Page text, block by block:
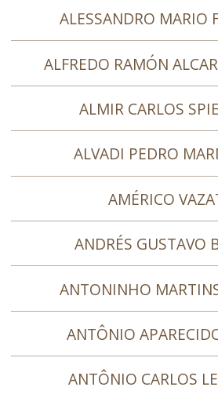
ALESSANDRO MARIO
ALFREDO RAMÓN
ALMIR CARLOS
ALVADI PEDRO
AMÉRICO
ANDRÉS GUSTAVO
ANTONINHO
ANTÔNIO
ANTÔNIO CARLOS